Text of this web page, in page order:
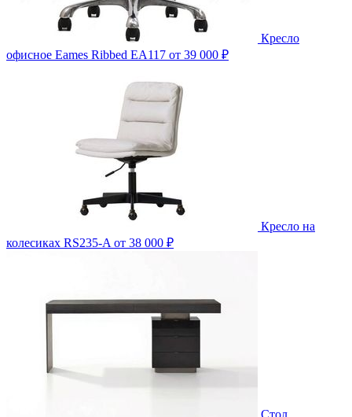
Кресло
офисное Eames Ribbed EA117 от 39 000 ₽
Кресло на
колесиках RS235-A от 38 000 ₽
Стол